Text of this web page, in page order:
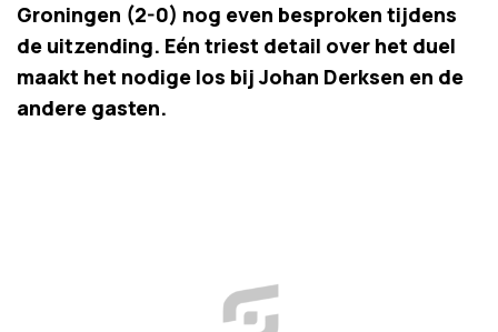
Groningen (2-0) nog even besproken tijdens
de uitzending. Eén triest detail over het duel
maakt het nodige los bij Johan Derksen en de
andere gasten.